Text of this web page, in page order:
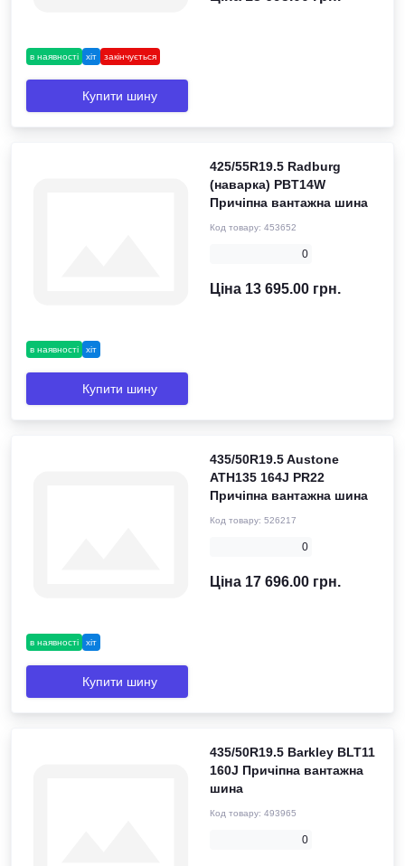
в наявності хіт закінчується
Купити шину
в наявності хіт
425/55R19.5 Radburg
(наварка) PBT14W
Причіпна вантажна шина
Код товару: 453652
0
Ціна 13 695.00 грн.
Купити шину
в наявності хіт
435/50R19.5 Austone
ATH135 164J PR22
Причіпна вантажна шина
Код товару: 526217
0
Ціна 17 696.00 грн.
Купити шину
435/50R19.5 Barkley BLT11
160J Причіпна вантажна
шина
Код товару: 493965
0